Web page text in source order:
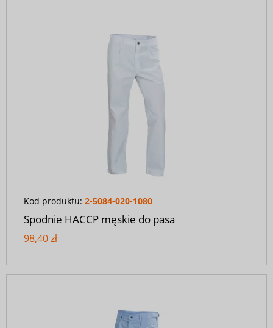
Kod produktu: 2-5084-020-1080
Spodnie HACCP męskie do pasa
98,40 zł